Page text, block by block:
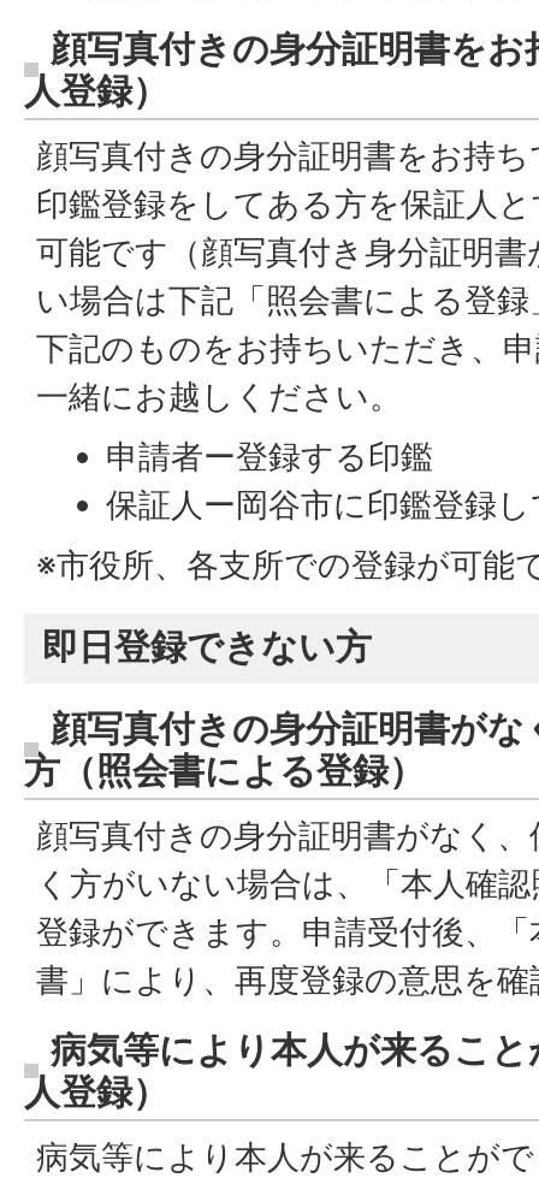
顔写真付きの身分証明書を
人登録）
顔写真付きの身分証明書をお持
印鑑登録をしてある方を保証人
可能です（顔写真付き身分証明
い場合は下記「照会書による登
下記のものをお持ちいただき、
一緒にお越しください。
申請者ー登録する印鑑
保証人ー岡谷市に印鑑登録
※市役所、各支所での登録が可能
即日登録できない方
顔写真付きの身分証明書が
方（照会書による登録）
顔写真付きの身分証明書がなく
く方がいない場合は、「本人確
登録ができます。申請受付後、
書」により、再度登録の意思を
病気等により本人が来るこ
人登録）
病気等により本人が来ることが